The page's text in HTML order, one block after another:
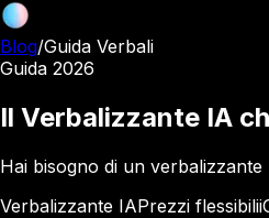
Blog/Guida Verbali
Guida 2026
Il Verbalizzante IA
Hai bisogno di un
Verbalizzante IAPrezzi flessibili